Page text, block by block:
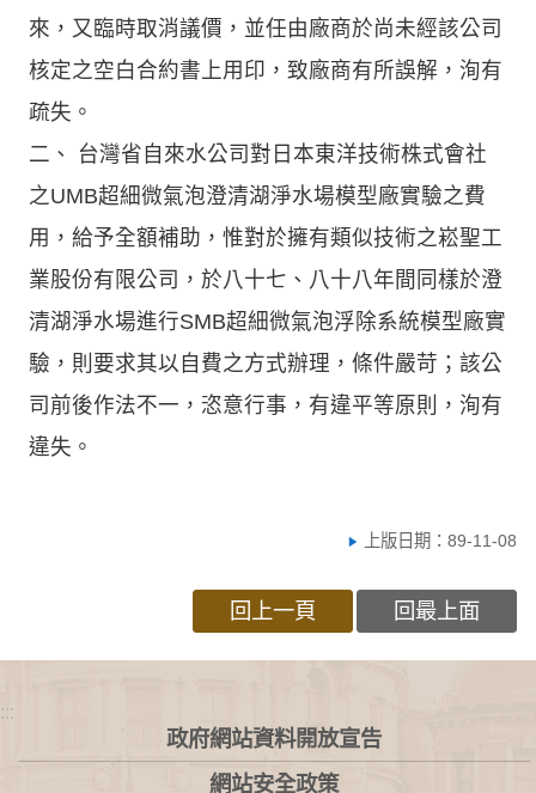
來，又臨時取消議價，並任由廠商於尚未經該公司
核定之空白合約書上用印，致廠商有所誤解，洵有
疏失。
二、 台灣省自來水公司對日本東洋技術株式會社
之UMB超細微氣泡澄清湖淨水場模型廠實驗之費
用，給予全額補助，惟對於擁有類似技術之崧聖工
業股份有限公司，於八十七、八十八年間同樣於澄
清湖淨水場進行SMB超細微氣泡浮除系統模型廠實
驗，則要求其以自費之方式辦理，條件嚴苛；該公
司前後作法不一，恣意行事，有違平等原則，洵有
違失。
上版日期：89-11-08
回上一頁 回最上面
:::
政府網站資料開放宣告
網站安全政策